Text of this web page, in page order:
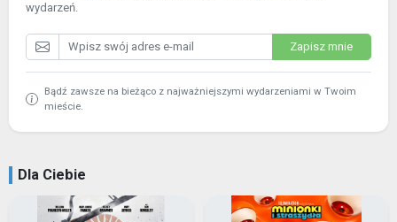
wydarzeń.
Zapisz mnie
Bądź zawsze na bieżąco z najważniejszymi wydarzeniami w Twoim
mieście.
Dla Ciebie